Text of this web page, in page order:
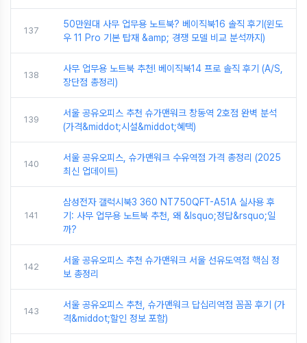
137
50만원대 사무 업무용 노트북? 베이직북16 솔직 후기(윈도
우 11 Pro 기본 탑재 &amp; 경쟁 모델 비교 분석까지)
138
사무 업무용 노트북 추천! 베이직북14 프로 솔직 후기 (A/S,
장단점 총정리)
139
서울 공유오피스 추천 슈가맨워크 창동역 2호점 완벽 분석
(가격&middot;시설&middot;혜택)
140
서울 공유오피스, 슈가맨워크 수유역점 가격 총정리 (2025
최신 업데이트)
141
삼성전자 갤럭시북3 360 NT750QFT-A51A 실사용 후
기: 사무 업무용 노트북 추천, 왜 &lsquo;정답&rsquo;일
까?
142
서울 공유오피스 추천 슈가맨워크 서울 선유도역점 핵심 정
보 총정리
143
서울 공유오피스 추천, 슈가맨워크 답십리역점 꼼꼼 후기 (가
격&middot;할인 정보 포함)